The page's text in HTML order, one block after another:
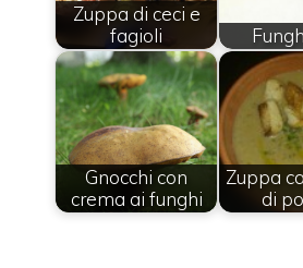
Zuppa di ceci e
fagioli
Gnocchi con
crema ai funghi
Zuppa
di